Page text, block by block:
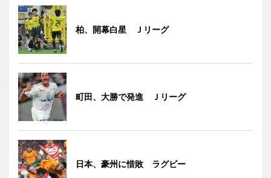
柏、開幕白星 Ｊリーグ
町田、大勝で発進 Ｊリーグ
日本、豪州に惜敗 ラグビー